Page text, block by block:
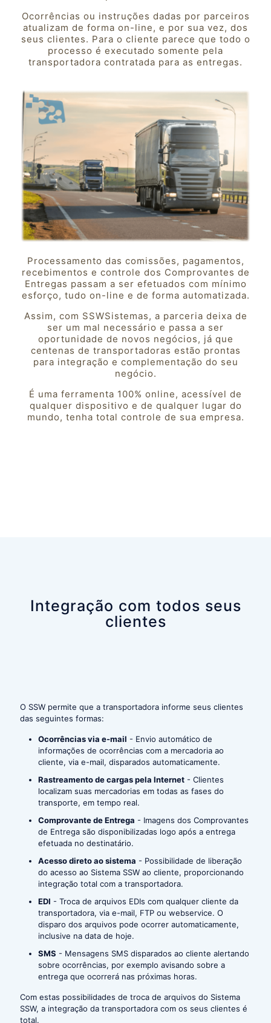
Ocorrências ou instruções dadas por parceiros
atualizam de forma on-line, e por sua vez, dos
seus clientes. Para o cliente parece que todo o
processo é executado somente pela
transportadora contratada para as entregas.
Processamento das comissões, pagamentos,
recebimentos e controle dos Comprovantes de
Entregas passam a ser efetuados com mínimo
esforço, tudo on-line e de forma automatizada.
Assim, com SSWSistemas, a parceria deixa de
ser um mal necessário e passa a ser
oportunidade de novos negócios, já que
centenas de transportadoras estão prontas
para integração e complementação do seu
negócio.
É uma ferramenta 100% online, acessível de
qualquer dispositivo e de qualquer lugar do
mundo, tenha total controle de sua empresa.
Integração com todos seus
clientes
O SSW permite que a transportadora informe seus clientes
das seguintes formas:
Ocorrências via e-mail - Envio automático de
informações de ocorrências com a mercadoria ao
cliente, via e-mail, disparados automaticamente.
Rastreamento de cargas pela Internet - Clientes
localizam suas mercadorias em todas as fases do
transporte, em tempo real.
Comprovante de Entrega - Imagens dos Comprovantes
de Entrega são disponibilizadas logo após a entrega
efetuada no destinatário.
Acesso direto ao sistema - Possibilidade de liberação
do acesso ao Sistema SSW ao cliente, proporcionando
integração total com a transportadora.
EDI - Troca de arquivos EDIs com qualquer cliente da
transportadora, via e-mail, FTP ou webservice. O
disparo dos arquivos pode ocorrer automaticamente,
inclusive na data de hoje.
SMS - Mensagens SMS disparados ao cliente alertando
sobre ocorrências, por exemplo avisando sobre a
entrega que ocorrerá nas próximas horas.
Com estas possibilidades de troca de arquivos do Sistema
SSW, a integração da transportadora com os seus clientes é
total.